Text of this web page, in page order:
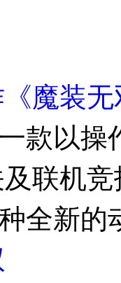
魔装
款以
联机
全新的